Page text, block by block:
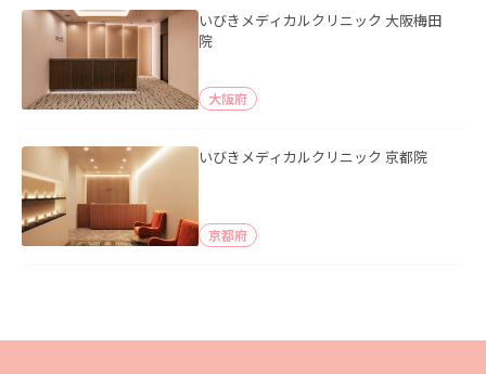
いびきメディカルクリニック 大阪梅田
院
大阪府
いびきメディカルクリニック 京都院
京都府